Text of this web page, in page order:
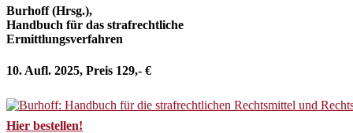
Burhoff (Hrsg.),
Handbuch für das strafrechtliche
Ermittlungsverfahren
10. Aufl. 2025, Preis 129,- €
Hier bestellen!